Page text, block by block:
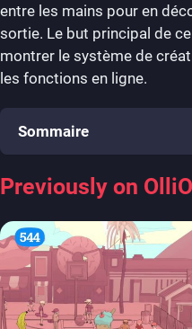
entre les mains pour en
sortie. Le but principal de
montrer le système de
les fonctions en ligne.
Sommaire
Previously on